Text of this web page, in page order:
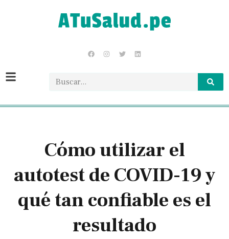
Cómo utilizar el
autotest de COVID-19 y
qué tan confiable es el
resultado